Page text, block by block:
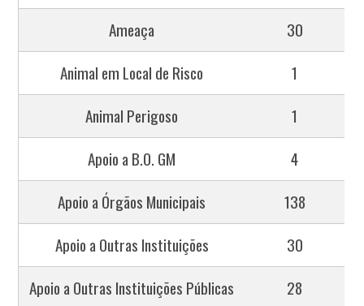
Ameaça
30
Animal em Local de Risco
1
Animal Perigoso
1
Apoio a B.O. GM
4
Apoio a Órgãos Municipais
138
Apoio a Outras Instituições
30
Apoio a Outras Instituições Públicas
28